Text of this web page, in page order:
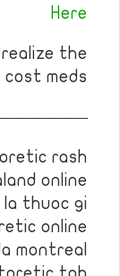
Here
the
meds!
rash
online
thuoc gi
online
montreal